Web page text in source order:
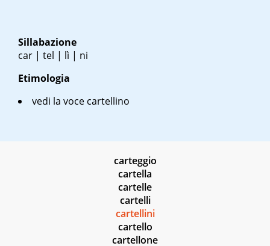
Sillabazione
car | tel | lì | ni
Etimologia
vedi la voce cartellino
carteggio
cartella
cartelle
cartelli
cartellini
cartello
cartellone